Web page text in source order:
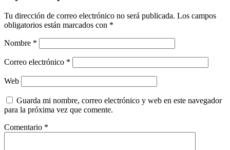
Tu dirección de correo electrónico no será publicada. Los campos
obligatorios están marcados con *
Nombre *
Correo electrónico *
Web
Guarda mi nombre, correo electrónico y web en este navegador
para la próxima vez que comente.
Comentario *